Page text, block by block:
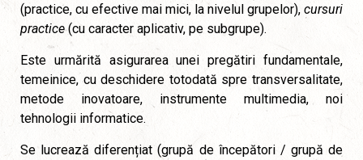
(practice, cu efective mai mici, la nivelul grupelor), cursuri
practice(cu caracter aplicativ, pe subgrupe).
Este urmărită asigurarea unei pregătiri fundamentale,
temeinice, cu deschidere totodată spre transversalitate,
metode inovatoare, instrumente multimedia, noi
tehnologii informatice.
Se lucrează diferențiat (grupă de începători / grupă de